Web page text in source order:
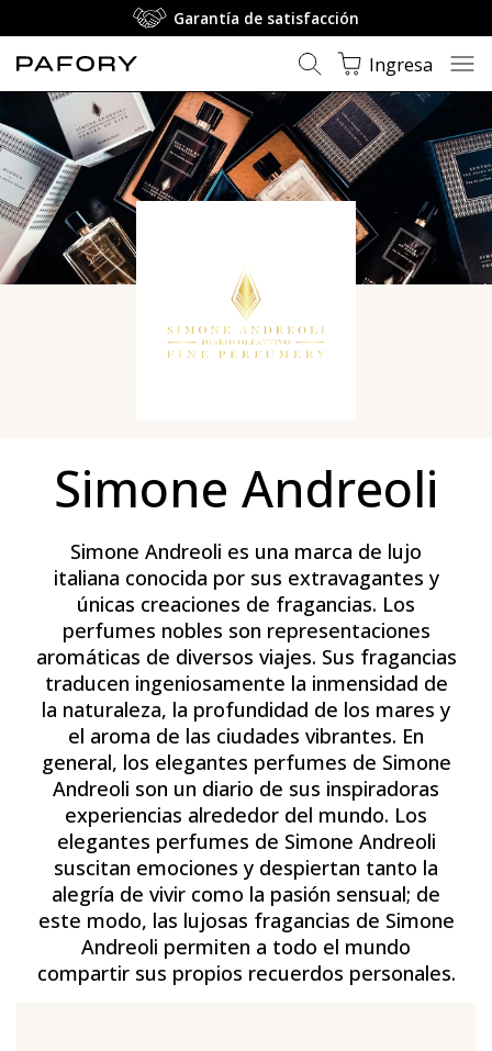
Garantía de satisfacción
Ingresa
Simone Andreoli
Simone Andreoli es una marca de lujo
italiana conocida por sus extravagantes y
únicas creaciones de fragancias. Los
perfumes nobles son representaciones
aromáticas de diversos viajes. Sus fragancias
traducen ingeniosamente la inmensidad de
la naturaleza, la profundidad de los mares y
el aroma de las ciudades vibrantes. En
general, los elegantes perfumes de Simone
Andreoli son un diario de sus inspiradoras
experiencias alrededor del mundo. Los
elegantes perfumes de Simone Andreoli
suscitan emociones y despiertan tanto la
alegría de vivir como la pasión sensual; de
este modo, las lujosas fragancias de Simone
Andreoli permiten a todo el mundo
compartir sus propios recuerdos personales.